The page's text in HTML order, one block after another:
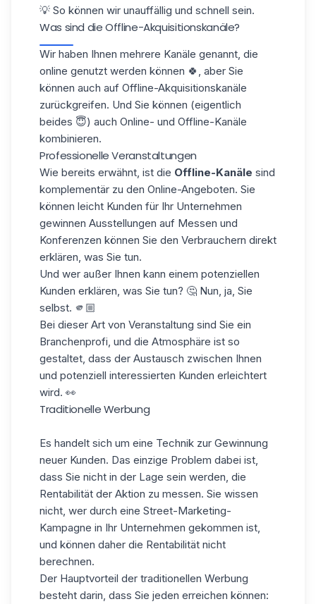
💡 So können wir unauffällig und schnell sein.
Was sind die Offline-Akquisitionskanäle?
Wir haben Ihnen mehrere Kanäle genannt, die
online genutzt werden können 🍀, aber Sie
können auch auf Offline-Akquisitionskanäle
zurückgreifen. Und Sie können (eigentlich
beides 😇) auch Online- und Offline-Kanäle
kombinieren.
Professionelle Veranstaltungen
Wie bereits erwähnt, ist die Offline-Kanäle sind
komplementär zu den Online-Angeboten. Sie
können leicht Kunden für Ihr Unternehmen
gewinnen Ausstellungen auf Messen und
Konferenzen können Sie den Verbrauchern direkt
erklären, was Sie tun.
Und wer außer Ihnen kann einem potenziellen
Kunden erklären, was Sie tun? 🤔 Nun, ja, Sie
selbst. 🫵🏼
Bei dieser Art von Veranstaltung sind Sie ein
Branchenprofi, und die Atmosphäre ist so
gestaltet, dass der Austausch zwischen Ihnen
und potenziell interessierten Kunden erleichtert
wird. 👀
Traditionelle Werbung
Es handelt sich um eine Technik zur Gewinnung
neuer Kunden. Das einzige Problem dabei ist,
dass Sie nicht in der Lage sein werden, die
Rentabilität der Aktion zu messen. Sie wissen
nicht, wer durch eine Street-Marketing-
Kampagne in Ihr Unternehmen gekommen ist,
und können daher die Rentabilität nicht
berechnen.
Der Hauptvorteil der traditionellen Werbung
besteht darin, dass Sie jeden erreichen können: